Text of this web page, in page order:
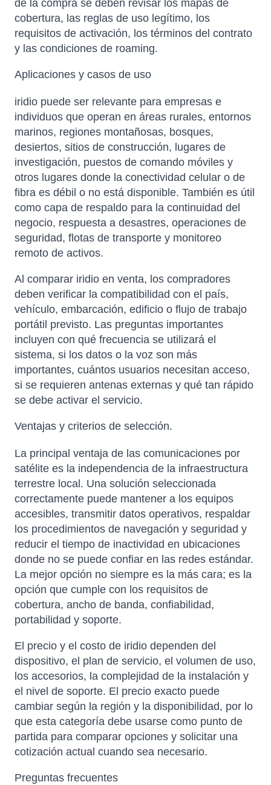
de la compra se deben revisar los mapas de
cobertura, las reglas de uso legítimo, los
requisitos de activación, los términos del contrato
y las condiciones de roaming.
Aplicaciones y casos de uso
iridio puede ser relevante para empresas e
individuos que operan en áreas rurales, entornos
marinos, regiones montañosas, bosques,
desiertos, sitios de construcción, lugares de
investigación, puestos de comando móviles y
otros lugares donde la conectividad celular o de
fibra es débil o no está disponible. También es útil
como capa de respaldo para la continuidad del
negocio, respuesta a desastres, operaciones de
seguridad, flotas de transporte y monitoreo
remoto de activos.
Al comparar iridio en venta, los compradores
deben verificar la compatibilidad con el país,
vehículo, embarcación, edificio o flujo de trabajo
portátil previsto. Las preguntas importantes
incluyen con qué frecuencia se utilizará el
sistema, si los datos o la voz son más
importantes, cuántos usuarios necesitan acceso,
si se requieren antenas externas y qué tan rápido
se debe activar el servicio.
Ventajas y criterios de selección.
La principal ventaja de las comunicaciones por
satélite es la independencia de la infraestructura
terrestre local. Una solución seleccionada
correctamente puede mantener a los equipos
accesibles, transmitir datos operativos, respaldar
los procedimientos de navegación y seguridad y
reducir el tiempo de inactividad en ubicaciones
donde no se puede confiar en las redes estándar.
La mejor opción no siempre es la más cara; es la
opción que cumple con los requisitos de
cobertura, ancho de banda, confiabilidad,
portabilidad y soporte.
El precio y el costo de iridio dependen del
dispositivo, el plan de servicio, el volumen de uso,
los accesorios, la complejidad de la instalación y
el nivel de soporte. El precio exacto puede
cambiar según la región y la disponibilidad, por lo
que esta categoría debe usarse como punto de
partida para comparar opciones y solicitar una
cotización actual cuando sea necesario.
Preguntas frecuentes